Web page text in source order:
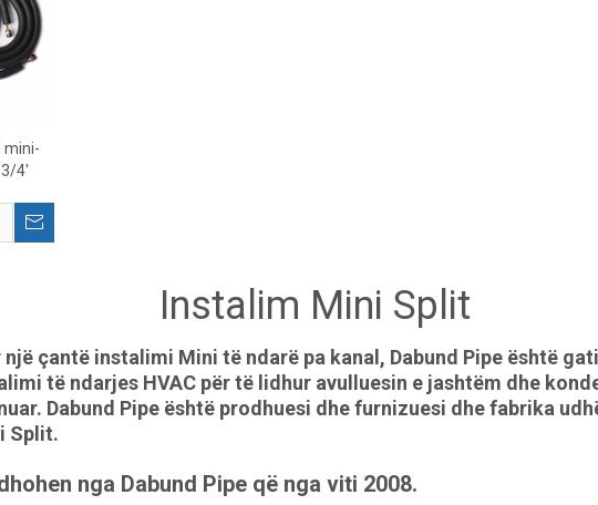
mini-
4'
Instalim Mini Split
një çantë instalimi Mini të ndarë pa kanal, Dabund Pipe është
të ndarjes HVAC për të lidhur avulluesin e jashtëm dhe
Dabund Pipe është prodhuesi dhe furnizuesi dhe fabrika
Split.
nga Dabund Pipe që nga viti 2008.